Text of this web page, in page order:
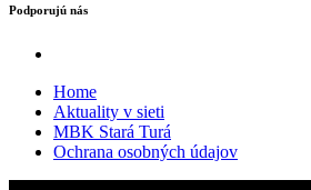
Podporujú nás
Home
Aktuality v sieti
MBK Stará Turá
Ochrana osobných údajov